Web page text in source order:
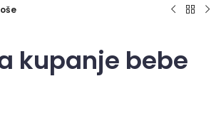
kupanje bebe